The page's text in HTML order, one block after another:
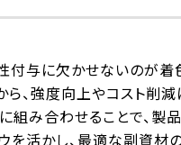
付与に欠かせないのが
、強度向上やコスト削
組み合わせることで、
を活かし、最適な副資材